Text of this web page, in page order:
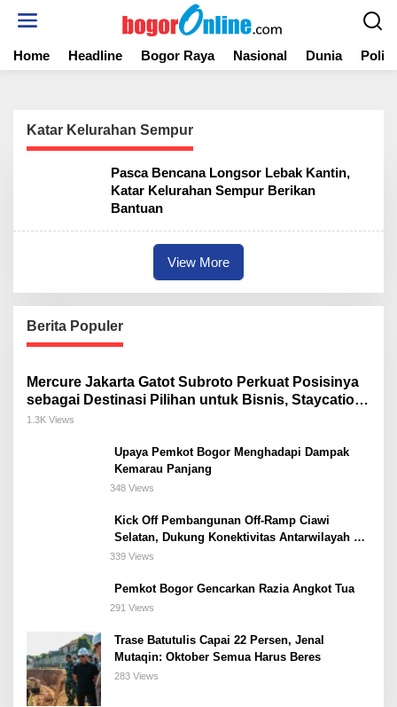
t
Home Headline Bogor Raya Nasional Dunia
Katar Kelurahan Sempur
Pasca Bencana Longsor Lebak Kantin,
Katar Kelurahan Sempur Berikan
Bantuan
View More
Berita Populer
Mercure Jakarta Gatot Subroto Perkuat Posisinya
sebagai Destinasi Pilihan untuk Bisnis, Staycation,
Meeting, dan Kuliner di Jakarta Selatan
1.3K Views
Upaya Pemkot Bogor Menghadapi Dampak
Kemarau Panjang
348 Views
Kick Off Pembangunan Off-Ramp Ciawi
Selatan, Dukung Konektivitas Antarwilayah di
Bogor Selatan
339 Views
Pemkot Bogor Gencarkan Razia Angkot Tua
291 Views
Trase Batutulis Capai 22 Persen, Jenal
Mutaqin: Oktober Semua Harus Beres
283 Views